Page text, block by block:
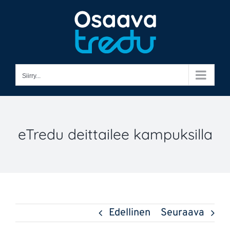
Siirry...
eTredu deittailee kampuksilla
Edellinen Seuraava